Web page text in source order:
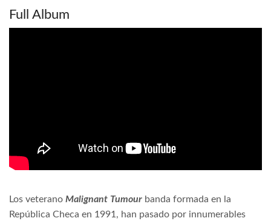
Full Album
Los veterano Malignant Tumour banda formada en la
República Checa en 1991, han pasado por innumerables